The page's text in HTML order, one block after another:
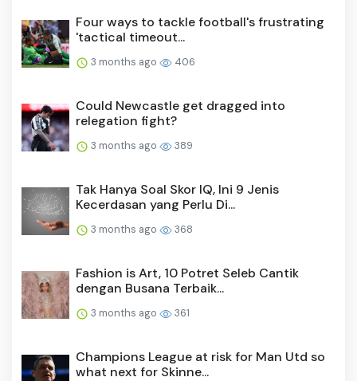
Four ways to tackle football's frustrating
'tactical timeout...
3 months ago 406
Could Newcastle get dragged into
relegation fight?
3 months ago 389
Tak Hanya Soal Skor IQ, Ini 9 Jenis
Kecerdasan yang Perlu Di...
3 months ago 368
Fashion is Art, 10 Potret Seleb Cantik
dengan Busana Terbaik...
3 months ago 361
Champions League at risk for Man Utd so
what next for Skinne...